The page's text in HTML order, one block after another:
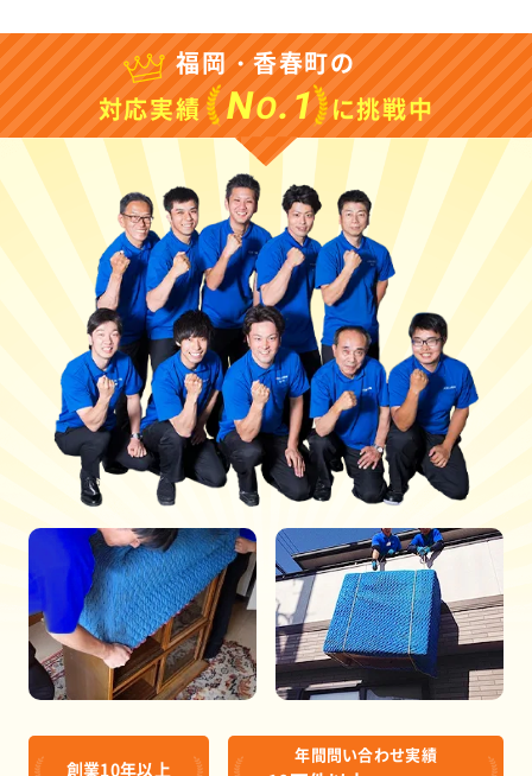
福岡・香春町の
対応実績
NO.1 に挑戦中
創業10年以上
年間問い合わせ実績